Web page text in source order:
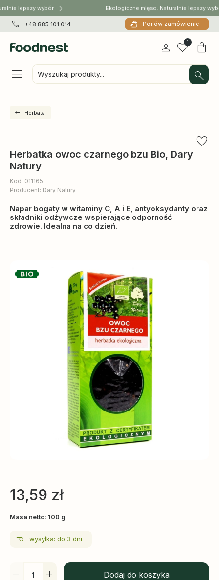
lepszy wybór Ekologiczne mięso. Naturalnie lepszy
+48 885 101 014 Ponów zamówienie
Wyszukaj produkty...
1
Herbata
Herbatka owoc czarnego bzu Bio, Dary
Natury
Kod: 011165
Producent: Dary Natury
Napar bogaty w witaminy C, A i E, antyoksydanty oraz
składniki odżywcze wspierające odporność i
zdrowie. Idealna na co dzień.
13,59 zł
Masa netto: 100 g
wysyłka: do 3 dni
Dodaj do koszyka